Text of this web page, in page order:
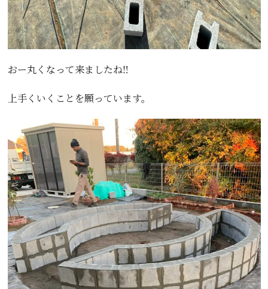
おー丸くなって来ましたね‼️
上手くいくことを願っています。